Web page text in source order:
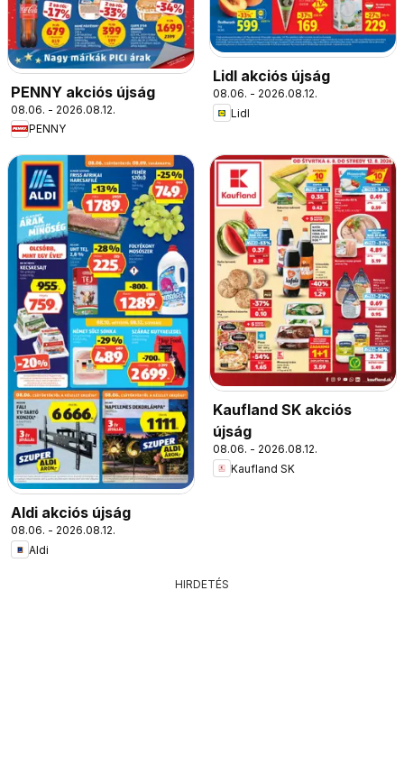
PENNY akciós újság
08.06. - 2026.08.12.
PENNY
Lidl akciós újság
08.06. - 2026.08.12.
Lidl
Aldi akciós újság
08.06. - 2026.08.12.
Aldi
Kaufland SK akciós
újság
08.06. - 2026.08.12.
Kaufland SK
HIRDETÉS